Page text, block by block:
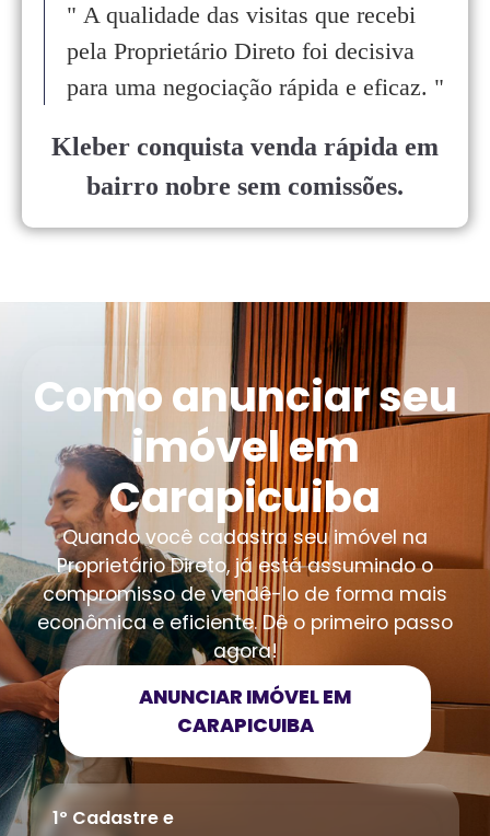
Kleber conquista venda rápida em
bairro nobre sem comissões.
" A qualidade das visitas que recebi
pela Proprietário Direto foi decisiva
para uma negociação rápida e eficaz. "
Como anunciar seu
imóvel em
Carapicuiba
Quando você cadastra seu imóvel na
Proprietário Direto, já está assumindo o
compromisso de vendê-lo de forma mais
econômica e eficiente. Dê o primeiro passo
agora!
ANUNCIAR IMÓVEL EM
CARAPICUIBA
1º Cadastre e